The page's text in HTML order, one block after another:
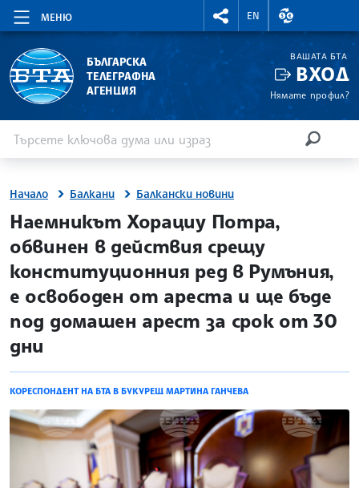
МЕНЮ
RIGHTMENU.SOCIAL
EN
ВАЛУТНИ
БЪЛГАРСКА
ТЕЛЕГРАФНА
АГЕНЦИЯ
ВАШАТА БТА
ВХОД
Нямате профил?
Начало Балкани Балкански новини
site.bta
Наемникът Хорациу Потра,
обвинен в действия срещу
конституционния ред в Румъния,
е освободен от ареста и ще бъде
под домашен арест за срок от 30
дни
КОРЕСПОНДЕНТ НА БТА В БУКУРЕЩ МАРТИНА ГАНЧЕВА